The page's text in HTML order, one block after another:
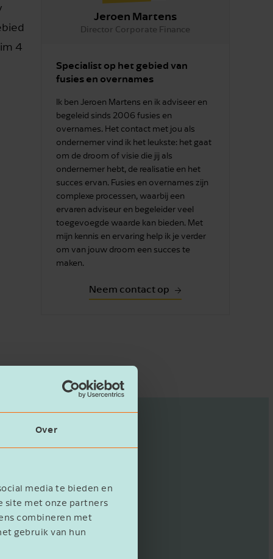
Over
media te bieden en
site met onze partners
combineren met
gebruik van hun
4
Jeroen Martens
Director Corporate Finance
Specialist op het gebied van
fusies en overnames
Ik ben Jeroen Martens en ik adviseer en
begeleid sinds 2006 fusies en
overnames. Het contact met jou als
ondernemer vind ik het leukste: het gaat
om de droom of visie die jij als
ondernemer hebt, de realisatie en het
succes ervan. Fusies en overnames zijn
complexe processen, waarbij een
ervaren adviseur en begeleider veel
toegevoegde waarde kan bieden. Met
mijn kennis en ervaring help ik je verder
om van jouw droom een succes te
maken.
Neem contact op
een hoge
en